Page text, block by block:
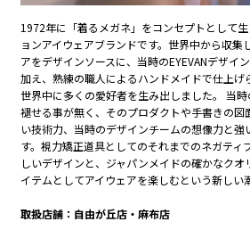
1972年に「着るメガネ」をコンセプトとして
ョンアイウェアブランドです。世界中から収集
アをデザインソースに、当時のEYEVANデザイ
加え、熟練の職人によるハンドメイドで仕上げ
世界中に多くの愛好者を生み出しました。 当時
褪せる事が無く、そのプロダクトや手書きの
い技術力、当時のデザインチームの想像力と
す。視力矯正道具としてのそれまでのネガティ
しいデザインと、ジャパンメイドの確かなクオ
イテムとしてアイウェアを楽しむという新しい
取扱店舗：自由が丘店・麻布店